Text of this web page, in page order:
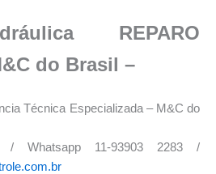
REPARO
do Brasil –
Técnica Especializada – M&C do
Whatsapp 11-93903 2283 /